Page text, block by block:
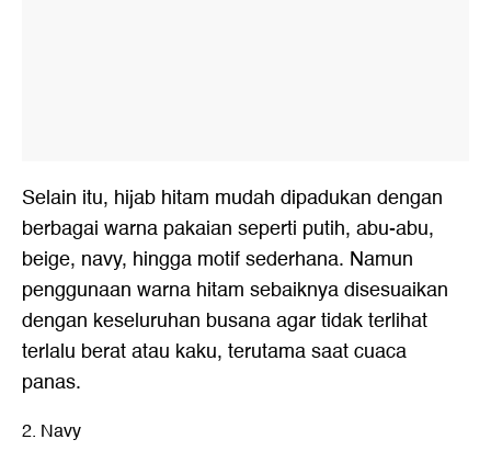
Selain itu, hijab hitam mudah dipadukan dengan
berbagai warna pakaian seperti putih, abu-abu,
beige, navy, hingga motif sederhana. Namun
penggunaan warna hitam sebaiknya disesuaikan
dengan keseluruhan busana agar tidak terlihat
terlalu berat atau kaku, terutama saat cuaca
panas.
2. Navy